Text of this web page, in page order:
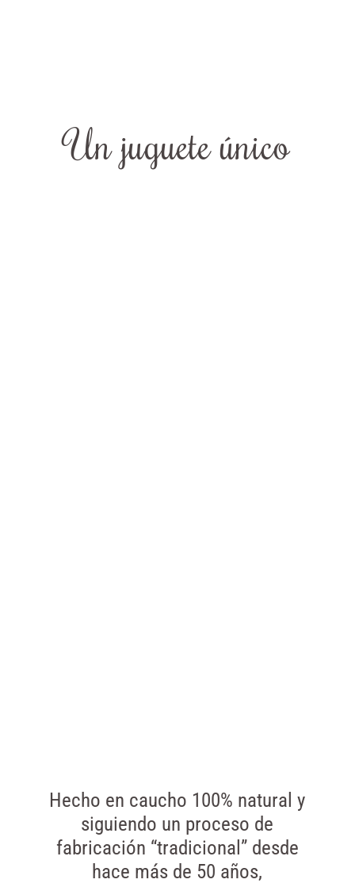
Un juguete único
Hecho en caucho 100% natural y
siguiendo un proceso de
fabricación “tradicional” desde
hace más de 50 años,